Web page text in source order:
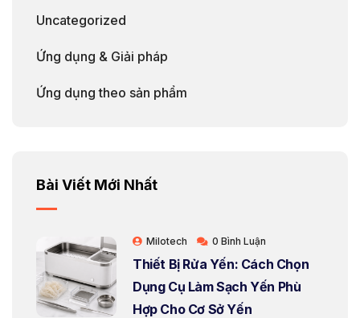
Uncategorized
Ứng dụng & Giải pháp
Ứng dụng theo sản phẩm
Bài Viết Mới Nhất
Milotech 0 Bình Luận
Thiết Bị Rửa Yến: Cách Chọn
Dụng Cụ Làm Sạch Yến Phù
Hợp Cho Cơ Sở Yến